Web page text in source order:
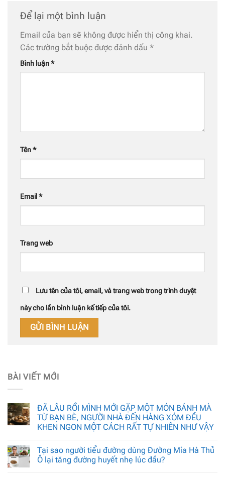
Để lại một bình luận
Email của bạn sẽ không được hiển thị công khai.
Các trường bắt buộc được đánh dấu *
Bình luận*
Tên*
Email *
Trang web
Lưu tên của tôi, email, và trang web trong trình duyệt
này cho lần bình luận kế tiếp của tôi.
BÀI VIẾT MỚI
ĐÃ LÂU RỒI MÌNH MỚI GẶP MỘT MÓN BÁNH MÀ
TỪ BẠN BÈ, NGƯỜI NHÀ ĐẾN HÀNG XÓM ĐỀU
KHEN NGON MỘT CÁCH RẤT TỰ NHIÊN NHƯ VẬY
Tại sao người tiểu đường dùng Đường Mía Hà Thủ
Ô lại tăng đường huyết nhẹ lúc đầu?